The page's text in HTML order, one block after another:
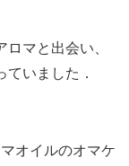
マと出会い、
いました．
オイルのオマケ